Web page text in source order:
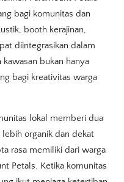
bagi komunitas dan
booth kerajinan,
diintegrasikan dalam
kawasan bukan hanya
bagi kreativitas warga
lokal memberi dua
lebih organik dan dekat
rasa memiliki dari warga
Petals. Ketika komunitas